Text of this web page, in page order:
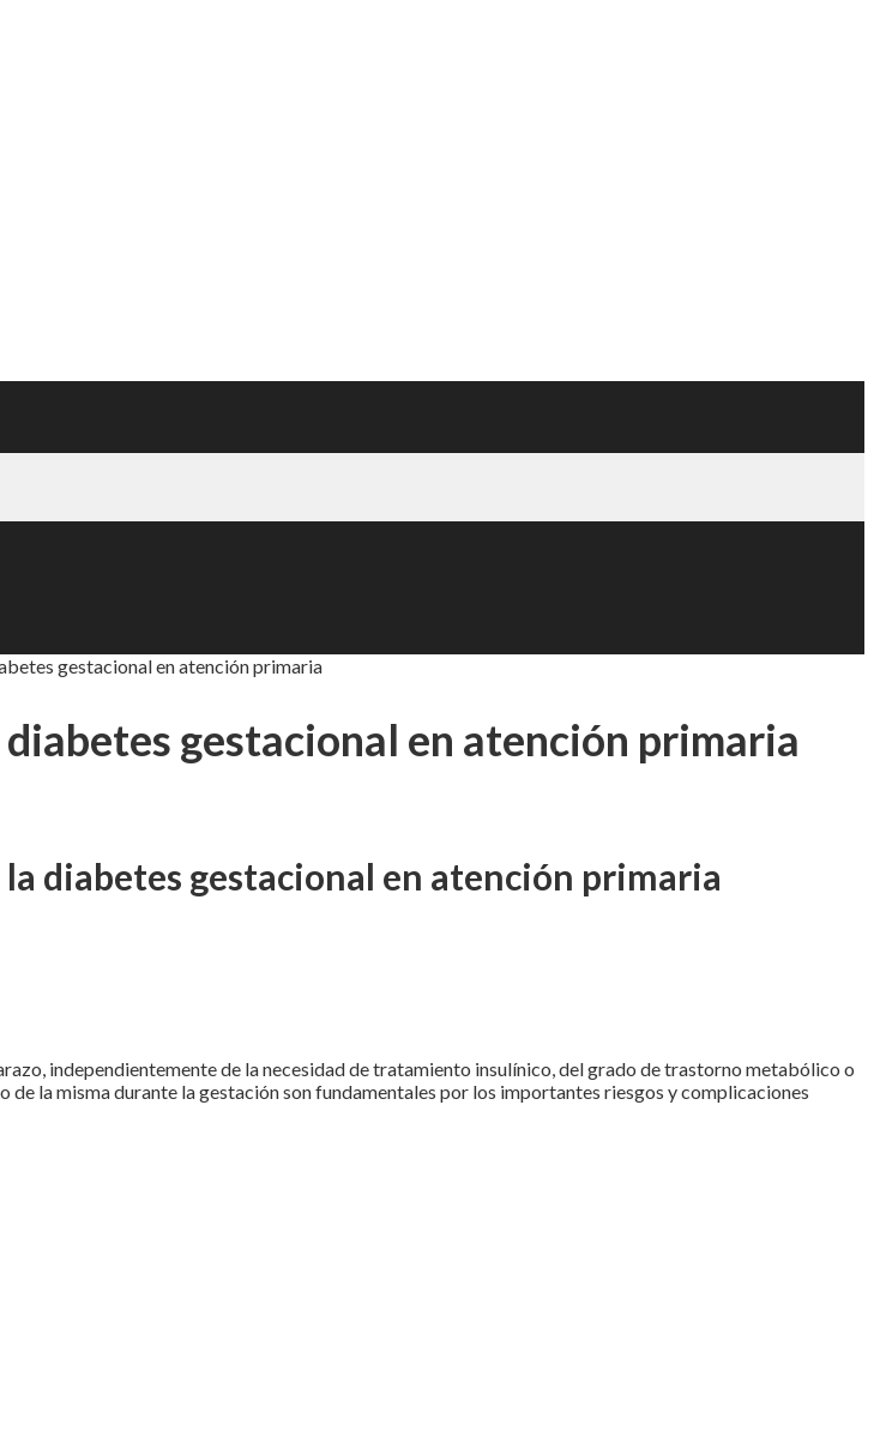
gestacional en atención primaria
gestacional en atención primaria
diabetes gestacional en atención primaria
independientemente de la necesidad de tratamiento insulínico, del grado de trastorno metabólico o
la misma durante la gestación son fundamentales por los importantes riesgos y complicaciones